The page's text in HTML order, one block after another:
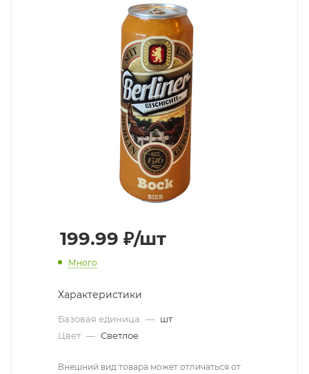
199.99 ₽/шт
Много
Характеристики
Базовая единица — шт
Цвет — Светлое
Внешний вид товара может отличаться от